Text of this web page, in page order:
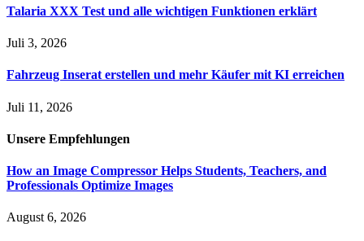
Talaria XXX Test und alle wichtigen Funktionen erklärt
Juli 3, 2026
Fahrzeug Inserat erstellen und mehr Käufer mit KI erreichen
Juli 11, 2026
Unsere Empfehlungen
How an Image Compressor Helps Students, Teachers, and
Professionals Optimize Images
August 6, 2026